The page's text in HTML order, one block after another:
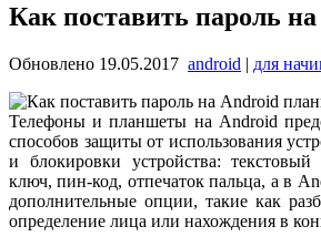
Как поставить пароль
Обновлено 19.05.2017 android | для
Телефоны и планшеты на Android
способов защиты от использования
и блокировки устройства: текстовый
ключ, пин-код, отпечаток пальца, а в
дополнительные опции, такие как
определение лица или нахождения в